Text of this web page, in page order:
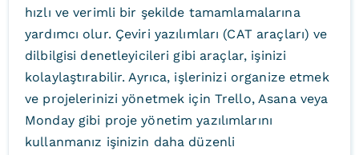
hızlı ve verimli bir şekilde tamamlamalarına
yardımcı olur. Çeviri yazılımları (CAT araçları) ve
dilbilgisi denetleyicileri gibi araçlar, işinizi
kolaylaştırabilir. Ayrıca, işlerinizi organize etmek
ve projelerinizi yönetmek için Trello, Asana veya
Monday gibi proje yönetim yazılımlarını
kullanmanız işinizin daha düzenli